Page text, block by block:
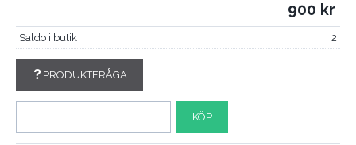
900
Saldo i butik 2
PRODUKTFRÅGA
KÖP